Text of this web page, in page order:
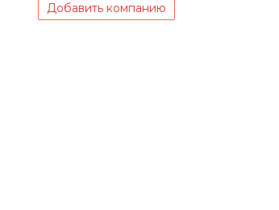
Добавить компанию